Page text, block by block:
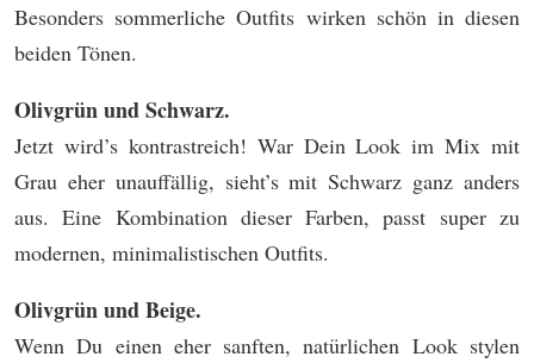
Besonders sommerliche Outfits wirken schön in diesen
beiden Tönen.
Olivgrün und Schwarz.
Jetzt wird’s kontrastreich! War Dein Look im Mix mit
Grau eher unauffällig, sieht’s mit Schwarz ganz anders
aus. Eine Kombination dieser Farben, passt super zu
modernen, minimalistischen Outfits.
Olivgrün und Beige.
Wenn Du einen eher sanften, natürlichen Look stylen